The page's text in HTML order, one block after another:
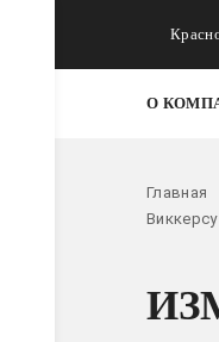
О
Главная
Виккерсу